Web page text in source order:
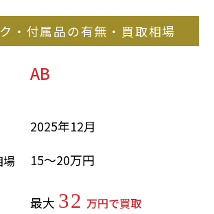
・付属品の有無・買取相場
AB
2025年12月
15～20万円
最大 32 万円で買取